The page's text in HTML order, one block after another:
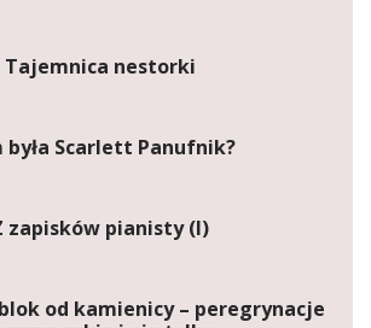
Tajemnica nestorki
była Scarlett Panufnik?
zapisków pianisty (I)
od kamienicy – peregrynacje